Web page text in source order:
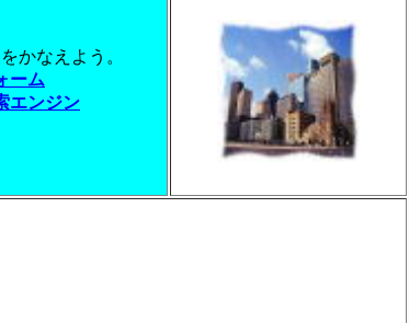
かなえよう。
ーム
エンジン